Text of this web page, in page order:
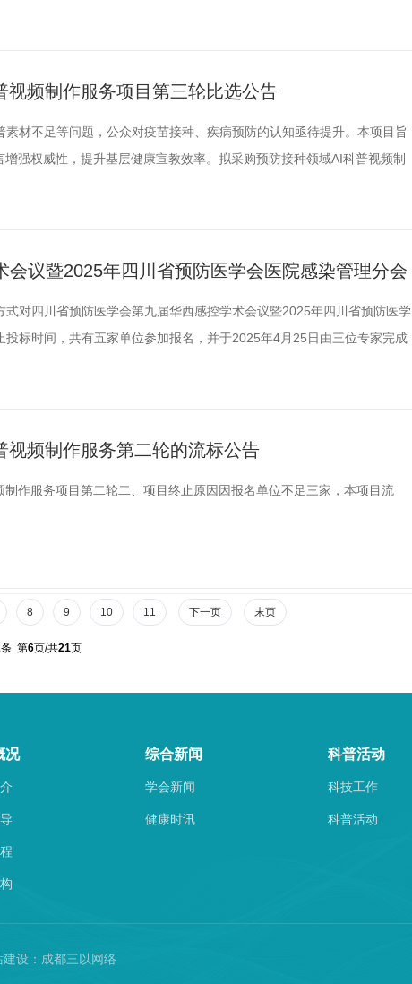
构库的公司/机构；(二)承办机构具有丰富的国际，国内大型学术会议组
视频制作服务项目第三轮比选公告
材不足等问题，公众对疫苗接种、疾病预防的认知亟待提升。本项目旨
强权威性，提升基层健康宣教效率。拟采购预防接种领域AI科普视频制
下：一、参选公司资格要求（一）投标人须提供以下资格材料：1.企业
会议暨2025年四川省预防医学会医院感染管理分会
对四川省预防医学会第九届华西感控学术会议暨2025年四川省预防医学
标时间，共有五家单位参加报名，并于2025年4月25日由三位专家完成
为3个工作日（4月25日——4月28日），如对以上公示有异议，请及时
视频制作服务第二轮的流标公告
作服务项目第二轮二、项目终止原因因报名单位不足三家，本项目流
8 9 10 11 下一页 末页
条 第6页/共21页
况 综合新闻
学会新闻
健康时讯
科普活动
科技工作
科普活动
设： 成都三以网络